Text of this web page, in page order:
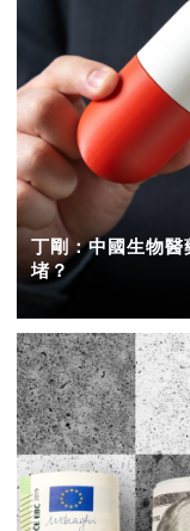
丁剛：中國生物醫
堵？